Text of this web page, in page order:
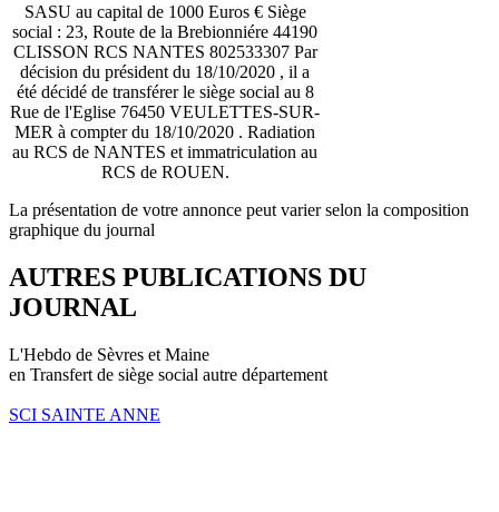
SASU au capital de 1000 Euros € Siège
social : 23, Route de la Brebionniére 44190
CLISSON RCS NANTES 802533307 Par
décision du président du 18/10/2020 , il a
été décidé de transférer le siège social au 8
Rue de l'Eglise 76450 VEULETTES-SUR-
MER à compter du 18/10/2020 . Radiation
au RCS de NANTES et immatriculation au
RCS de ROUEN.
La présentation de votre annonce peut varier selon la composition
graphique du journal
AUTRES PUBLICATIONS DU
JOURNAL
L'Hebdo de Sèvres et Maine
en Transfert de siège social autre département
SCI SAINTE ANNE